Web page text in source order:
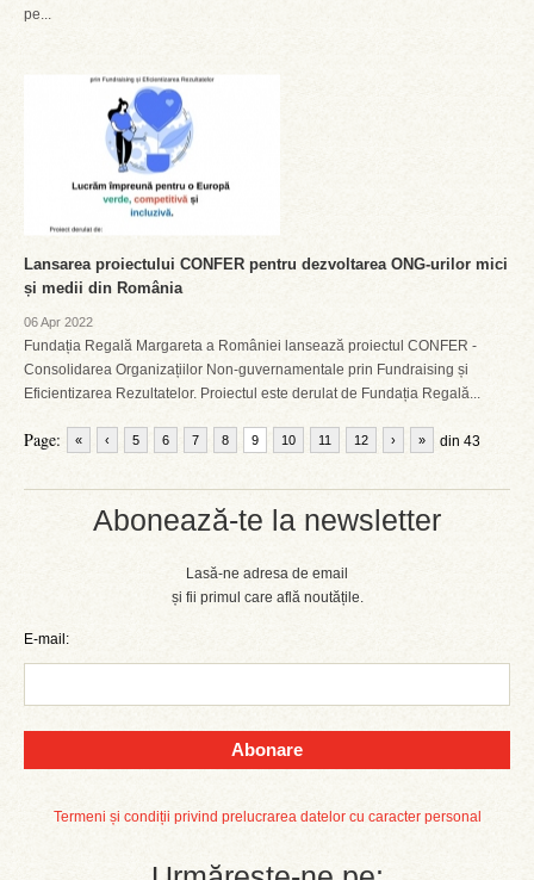
Abonează-te la newsletter
Lasă-ne adresa de email
și fii primul care află noutățile.
E-mail:
Abonare
Termeni și condiții privind prelucrarea datelor cu caracter personal
pe...
Lansarea proiectului CONFER pentru dezvoltarea ONG-urilor mici
și medii din România
06 Apr 2022
Fundația Regală Margareta a României lansează proiectul CONFER -
Consolidarea Organizațiilor Non-guvernamentale prin Fundraising și
Eficientizarea Rezultatelor. Proiectul este derulat de Fundația Regală...
Page: « ‹ 5 6 7 8 9 10 11 12 din 43
› »